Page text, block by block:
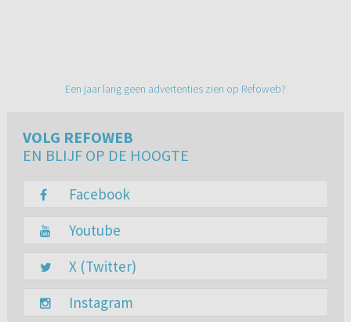
Een jaar lang geen advertenties zien op Refoweb?
VOLG REFOWEB
EN BLIJF OP DE HOOGTE
Facebook
Youtube
X (Twitter)
Instagram